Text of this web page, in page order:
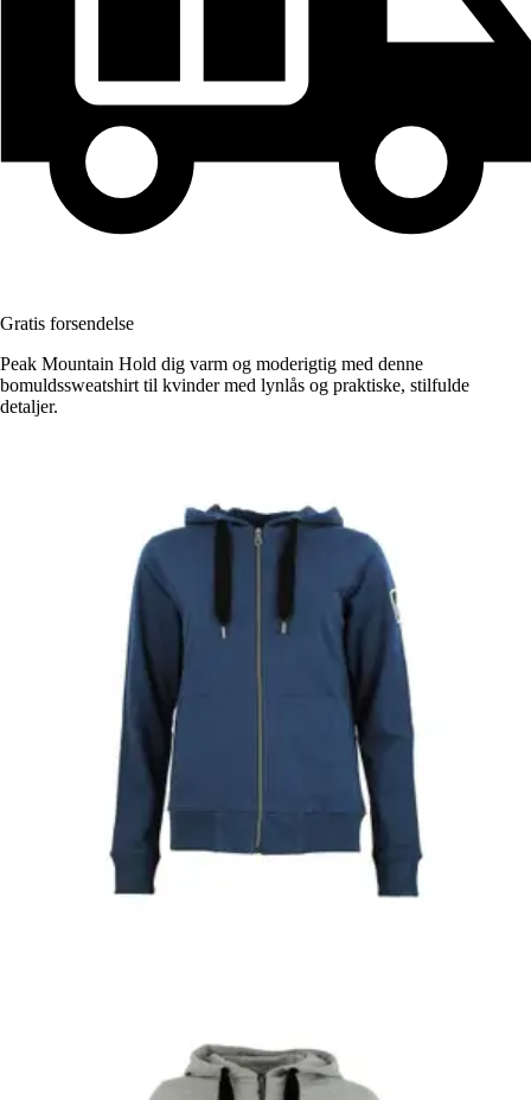
Gratis forsendelse
Peak Mountain Hold dig varm og moderigtig med denne
bomuldssweatshirt til kvinder med lynlås og praktiske, stilfulde
detaljer.